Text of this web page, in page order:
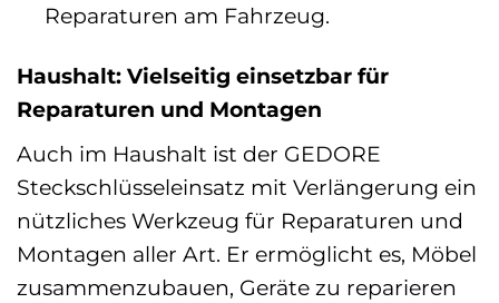
Reparaturen am Fahrzeug.
Haushalt: Vielseitig einsetzbar für
Reparaturen und Montagen
Auch im Haushalt ist der GEDORE
Steckschlüsseleinsatz mit Verlängerung ein
nützliches Werkzeug für Reparaturen und
Montagen aller Art. Er ermöglicht es, Möbel
zusammenzubauen, Geräte zu reparieren